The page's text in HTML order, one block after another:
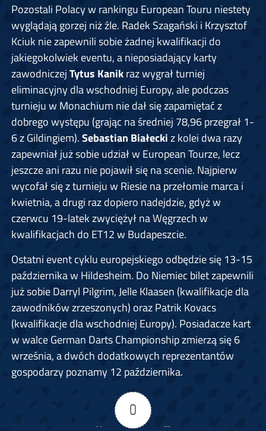
Pozostali Polacy w rankingu European Touru niestety
wyglądają gorzej niż źle. Radek Szagański i Krzysztof
Kciuk nie zapewnili sobie żadnej kwalifikacji do
jakiegokolwiek eventu, a nieposiadający karty
zawodniczejTytus Kanikraz wygrał turniej
eliminacyjny dla wschodniej Europy, ale podczas
turnieju w Monachium nie dał się zapamiętać z
dobrego występu (grając na średniej 78,96 przegrał 1-
6 z Gildingiem).Sebastian Białeckiz kolei dwa razy
zapewniał już sobie udział w European Tourze, lecz
jeszcze ani razu nie pojawił się na scenie. Najpierw
wycofał się z turnieju w Riesie na przełomie marca i
kwietnia, a drugi raz dopiero nadejdzie, gdyż w
czerwcu 19-latek zwyciężył na Węgrzech w
kwalifikacjach do ET12 w Budapeszcie.
Ostatni event cyklu europejskiego odbędzie się 13-15
października w Hildesheim. Do Niemiec bilet zapewnili
już sobie Darryl Pilgrim, Jelle Klaasen (kwalifikacje dla
zawodników zrzeszonych) oraz Patrik Kovacs
(kwalifikacje dla wschodniej Europy). Posiadacze kart
w walce German Darts Championship zmierzą się 6
września, a dwóch dodatkowych reprezentantów
gospodarzy poznamy 12 października.
0